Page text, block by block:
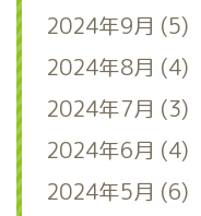
2024年9月 (5)
2024年8月 (4)
2024年7月 (3)
2024年6月 (4)
2024年5月 (6)